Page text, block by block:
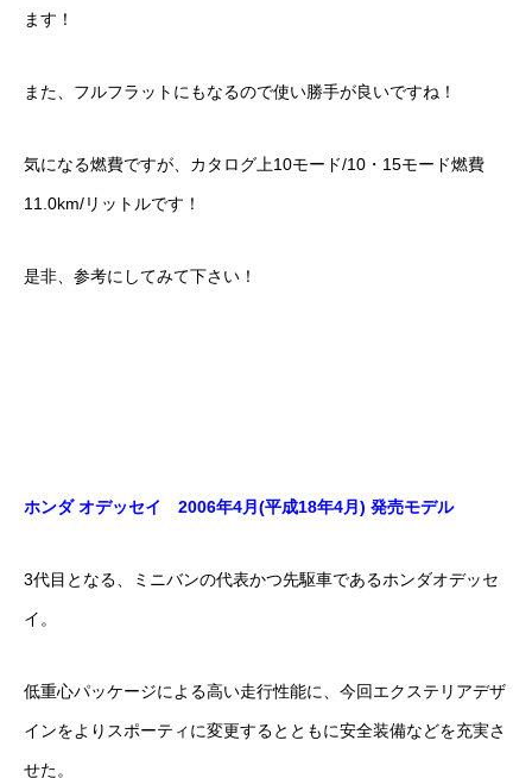
ます！
また、フルフラットにもなるので使い勝手が良いですね！
気になる燃費ですが、カタログ上10モード/10・15モード燃費
11.0km/リットルです！
是非、参考にしてみて下さい！
ホンダ オデッセイ 2006年4月(平成18年4月) 発売モデル
3代目となる、ミニバンの代表かつ先駆車であるホンダオデッセ
イ。
低重心パッケージによる高い走行性能に、今回エクステリアデザ
インをよりスポーティに変更するとともに安全装備などを充実さ
せた。